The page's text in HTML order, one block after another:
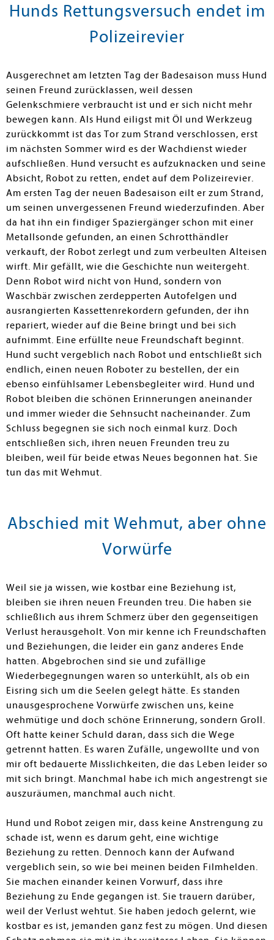
Hunds Rettungsversuch endet im
Polizeirevier
Ausgerechnet am letzten Tag der Badesaison muss Hund
seinen Freund zurücklassen, weil dessen
Gelenkschmiere verbraucht ist und er sich nicht mehr
bewegen kann. Als Hund eiligst mit Öl und Werkzeug
zurückkommt ist das Tor zum Strand verschlossen, erst
im nächsten Sommer wird es der Wachdienst wieder
aufschließen. Hund versucht es aufzuknacken und seine
Absicht, Robot zu retten, endet auf dem Polizeirevier.
Am ersten Tag der neuen Badesaison eilt er zum Strand,
um seinen unvergessenen Freund wiederzufinden. Aber
da hat ihn ein findiger Spaziergänger schon mit einer
Metallsonde gefunden, an einen Schrotthändler
verkauft, der Robot zerlegt und zum verbeulten Alteisen
wirft. Mir gefällt, wie die Geschichte nun weitergeht.
Denn Robot wird nicht von Hund, sondern von
Waschbär zwischen zerdepperten Autofelgen und
ausrangierten Kassettenrekordern gefunden, der ihn
repariert, wieder auf die Beine bringt und bei sich
aufnimmt. Eine erfüllte neue Freundschaft beginnt.
Hund sucht vergeblich nach Robot und entschließt sich
endlich, einen neuen Roboter zu bestellen, der ein
ebenso einfühlsamer Lebensbegleiter wird. Hund und
Robot bleiben die schönen Erinnerungen aneinander
und immer wieder die Sehnsucht nacheinander. Zum
Schluss begegnen sie sich noch einmal kurz. Doch
entschließen sich, ihren neuen Freunden treu zu
bleiben, weil für beide etwas Neues begonnen hat. Sie
tun das mit Wehmut.
Abschied mit Wehmut, aber ohne
Vorwürfe
Weil sie ja wissen, wie kostbar eine Beziehung ist,
bleiben sie ihren neuen Freunden treu. Die haben sie
schließlich aus ihrem Schmerz über den gegenseitigen
Verlust herausgeholt. Von mir kenne ich Freundschaften
und Beziehungen, die leider ein ganz anderes Ende
hatten. Abgebrochen sind sie und zufällige
Wiederbegegnungen waren so unterkühlt, als ob ein
Eisring sich um die Seelen gelegt hätte. Es standen
unausgesprochene Vorwürfe zwischen uns, keine
wehmütige und doch schöne Erinnerung, sondern Groll.
Oft hatte keiner Schuld daran, dass sich die Wege
getrennt hatten. Es waren Zufälle, ungewollte und von
mir oft bedauerte Misslichkeiten, die das Leben leider so
mit sich bringt. Manchmal habe ich mich angestrengt sie
auszuräumen, manchmal auch nicht.
Hund und Robot zeigen mir, dass keine Anstrengung zu
schade ist, wenn es darum geht, eine wichtige
Beziehung zu retten. Dennoch kann der Aufwand
vergeblich sein, so wie bei meinen beiden Filmhelden.
Sie machen einander keinen Vorwurf, dass ihre
Beziehung zu Ende gegangen ist. Sie trauern darüber,
weil der Verlust wehtut. Sie haben jedoch gelernt, wie
kostbar es ist, jemanden ganz fest zu mögen. Und diesen